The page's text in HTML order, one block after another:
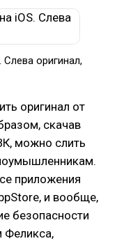
оригинал,
оригинал от
скачав
можно слить
приложения
и вообще,
безопасности
Феликса,